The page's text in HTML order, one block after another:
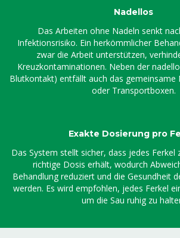
Nadellos
Das Arbeiten ohne Nadeln senkt
Infektionsrisiko. Ein herkömmlicher
zwar die Arbeit unterstützen,
Kreuzkontaminationen. Neben der
Blutkontakt) entfällt auch das gemeinsame
oder Transportboxen.
Exakte Dosierung pro
Das System stellt sicher, dass jedes Ferkel
richtige Dosis erhält, wodurch
Behandlung reduziert und die Gesundheit
werden. Es wird empfohlen, jedes Ferkel
um die Sau ruhig zu